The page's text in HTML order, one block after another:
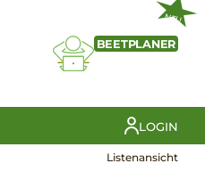
NEU
BEETPLANER
LOGIN
Listenansicht